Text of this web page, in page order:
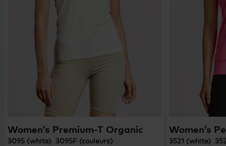
Women’s Premium-T Organic
3095 (white) 3095F (couleurs)
Women’s
3521 (white)